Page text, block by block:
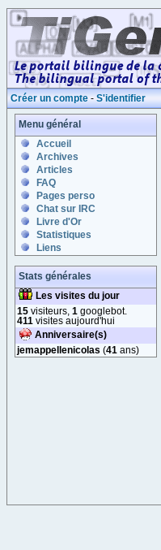
Créer un compte - S'identifier
Menu général
Accueil
Archives
Articles
FAQ
Pages perso
Chat sur IRC
Livre d'Or
Statistiques
Liens
Stats générales
Les visites du jour
15 visiteurs, 1 googlebot.
411 visites aujourd'hui
Anniversaire(s)
jemappellenicolas (41 ans)